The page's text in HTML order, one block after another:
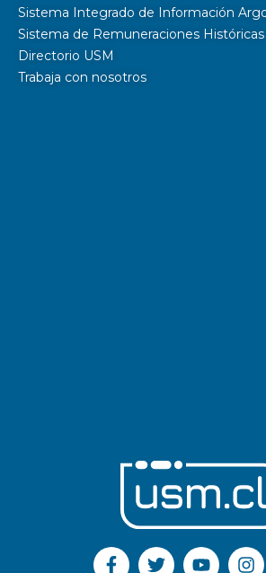
Sistema Integrado de Información
Sistema de Remuneraciones Históricas
Directorio USM
Trabaja con nosotros